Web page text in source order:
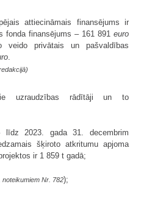
attiecināmais finansējums ir
fonda finansējums – 161 891 euro
veido privātais un pašvaldības
uzraudzības rādītāji un to
2023. gada 31. decembrim
šķiroto atkritumu apjoma
ir 1 859 t gadā;
noteikumiem Nr. 782);